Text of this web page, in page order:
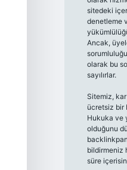
sitedeki
denetleme
Ancak,
olarak bu
sayılırlar.
Sitemiz,
ücretsiz bir
Hukuka ve
olduğunu
bildirmeniz
süre